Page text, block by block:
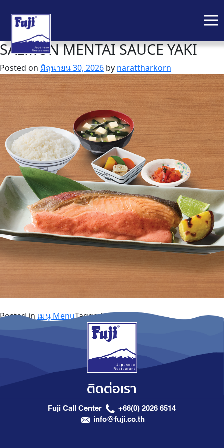
Skip
to
content
SALMON MENTAI SAUCE YAKI
Posted on มิถุนายน 30, 2026 by narattharkorn
Posted in เมนู MenuTaggedYaki
ติดต่อเรา
Fuji Call Center
+66(0) 2026 6514
info@fuji.co.th